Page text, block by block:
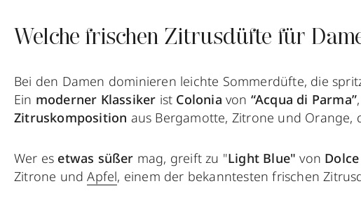
Welche frischen Zitrusdüfte für
Bei den Damen dominieren leichte Sommerdüfte, die
Ein moderner Klassiker ist Coloniavon “Acqua di Parma”
Zitruskomposition aus Bergamotte, Zitrone und Orange,
Wer es etwas süßer mag, greift zu "Light Blue"von
Zitrone undApfel, einem der bekanntesten frischen